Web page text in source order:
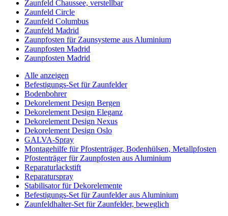
Zaunfeld Chaussee, verstellbar
Zaunfeld Circle
Zaunfeld Columbus
Zaunfeld Madrid
Zaunpfosten für Zaunsysteme aus Aluminium
Zaunpfosten Madrid
Zaunpfosten Madrid
Alle anzeigen
Befestigungs-Set für Zaunfelder
Bodenbohrer
Dekorelement Design Bergen
Dekorelement Design Eleganz
Dekorelement Design Nexus
Dekorelement Design Oslo
GALVA-Spray
Montagehilfe für Pfostenträger, Bodenhülsen, Metallpfosten
Pfostenträger für Zaunpfosten aus Aluminium
Reparaturlackstift
Reparaturspray
Stabilisator für Dekorelemente
Befestigungs-Set für Zaunfelder aus Aluminium
Zaunfeldhalter-Set für Zaunfelder, beweglich